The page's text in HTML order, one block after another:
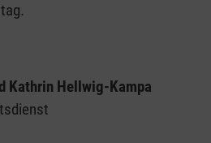
Kathrin Hellwig-Kampa